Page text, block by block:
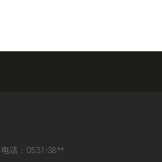
电话：0531-38**